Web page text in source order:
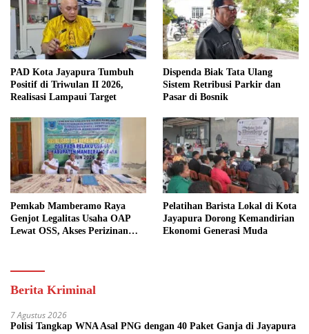
PAD Kota Jayapura Tumbuh
Positif di Triwulan II 2026,
Realisasi Lampaui Target
Dispenda Biak Tata Ulang
Sistem Retribusi Parkir dan
Pasar di Bosnik
Pemkab Mamberamo Raya
Genjot Legalitas Usaha OAP
Lewat OSS, Akses Perizinan
Pelatihan Barista Lokal di Kota
Jayapura Dorong Kemandirian
Ekonomi Generasi Muda
Berita Kriminal
7 Agustus 2026
Polisi Tangkap WNA Asal PNG dengan 40 Paket Ganja di Jayapura